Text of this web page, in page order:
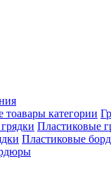
тоавары категории
Пластиковые
Пластиковые